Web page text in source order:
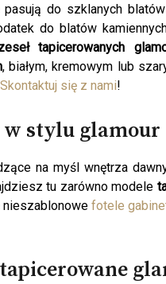
do szklanych
do blatów
tapicerowanych
, białym, kremowym lub
Skontaktuj się z nami!
w stylu glamour
na myśl wnętrza
tu zarówno modele
nieszablonowe fotele